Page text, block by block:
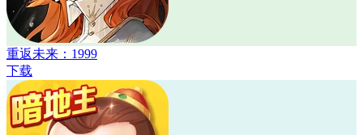
重返未来：1999
下载